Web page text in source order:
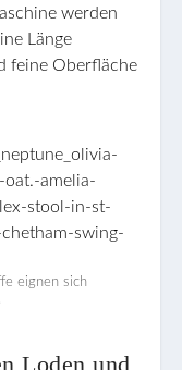
werden
Länge
feine Oberfläche
eignen sich
Loden und